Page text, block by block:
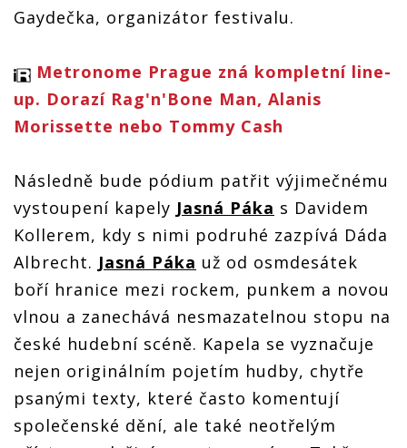
Gaydečka, organizátor festivalu.
Metronome Prague zná kompletní line-
up. Dorazí Rag'n'Bone Man, Alanis
Morissette nebo Tommy Cash
Následně bude pódium patřit výjimečnému
vystoupení kapely Jasná Páka s Davidem
Kollerem, kdy s nimi podruhé zazpívá Dáda
Albrecht. Jasná Páka už od osmdesátek
boří hranice mezi rockem, punkem a novou
vlnou a zanechává nesmazatelnou stopu na
české hudební scéně. Kapela se vyznačuje
nejen originálním pojetím hudby, chytře
psanými texty, které často komentují
společenské dění, ale také neotřelým